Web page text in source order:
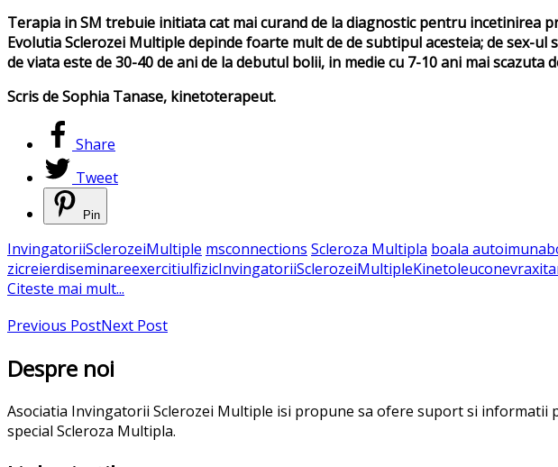
Terapia in SM trebuie initiata cat mai curand de la diagnostic pentru incetinirea
Evolutia Sclerozei Multiple depinde foarte mult de de subtipul acesteia; de sex-
de viata este de 30-40 de ani de la debutul bolii, in medie cu 7-10 ani mai
Scris de Sophia Tanase, kinetoterapeut.
Share
Tweet
Pin
InvingatoriiSclerozeiMultiple msconnections Scleroza Multipla boala autoimuna
zicreierdiseminareexercitiulfizicInvingatoriiSclerozeiMultipleKinetoleuconevraxita
Citeste mai mult...
Previous PostNext Post
Despre noi
Asociatia Invingatorii Sclerozei Multiple isi propune sa ofere suport si
special Scleroza Multipla.